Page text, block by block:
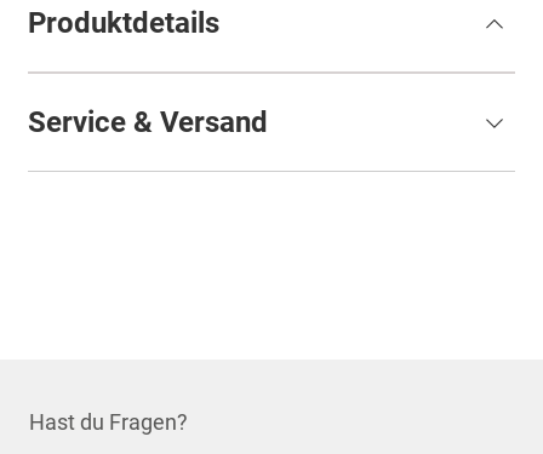
Produktdetails
Service & Versand
Hast du Fragen?